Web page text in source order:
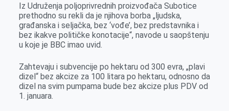
Iz Udruženja poljoprivrednih proizvođača Subotice
prethodno su rekli da je njihova borba „ljudska,
građanska i seljačka, bez ‘vođe’, bez predstavnika i
bez ikakve političke konotacije“, navode u saopštenju
u koje je BBC imao uvid.
Zahtevaju i subvencije po hektaru od 300 evra, „plavi
dizel“ bez akcize za 100 litara po hektaru, odnosno da
dizel na svim pumpama bude bez akcize plus PDV od
1. januara.